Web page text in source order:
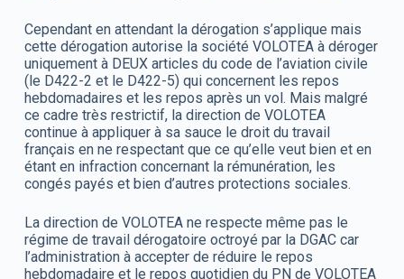
Cependant en attendant la dérogation s’applique mais
cette dérogation autorise la société VOLOTEA à déroger
uniquement à DEUX articles du code de l’aviation civile
(le D422-2 et le D422-5) qui concernent les repos
hebdomadaires et les repos après un vol. Mais malgré
ce cadre très restrictif, la direction de VOLOTEA
continue à appliquer à sa sauce le droit du travail
français en ne respectant que ce qu’elle veut bien et en
étant en infraction concernant la rémunération, les
congés payés et bien d’autres protections sociales.
La direction de VOLOTEA ne respecte même pas le
régime de travail dérogatoire octroyé par la DGAC car
l’administration à accepter de réduire le repos
hebdomadaire et le repos quotidien du PN de VOLOTEA